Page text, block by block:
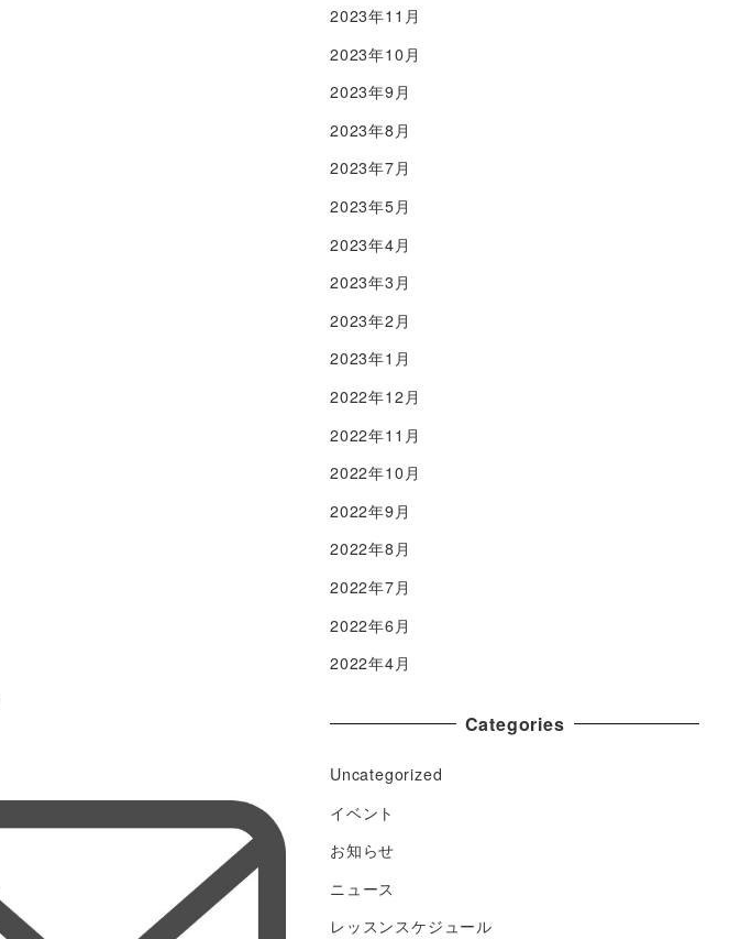
2023年11月
2023年10月
2023年9月
2023年8月
2023年7月
2023年5月
2023年4月
2023年3月
2023年2月
2023年1月
2022年12月
2022年11月
2022年10月
2022年9月
2022年8月
2022年7月
2022年6月
2022年4月
Categories
Uncategorized
イベント
お知らせ
ニュース
レッスンスケジュール